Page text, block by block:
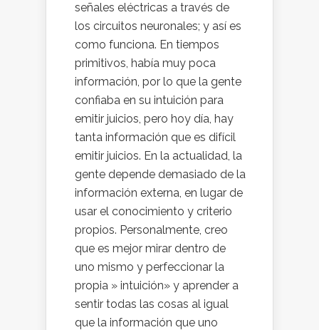
señales eléctricas a través de
los circuitos neuronales; y así es
como funciona. En tiempos
primitivos, había muy poca
información, por lo que la gente
confiaba en su intuición para
emitir juicios, pero hoy día, hay
tanta información que es difícil
emitir juicios. En la actualidad, la
gente depende demasiado de la
información externa, en lugar de
usar el conocimiento y criterio
propios. Personalmente, creo
que es mejor mirar dentro de
uno mismo y perfeccionar la
propia » intuición» y aprender a
sentir todas las cosas al igual
que la información que uno